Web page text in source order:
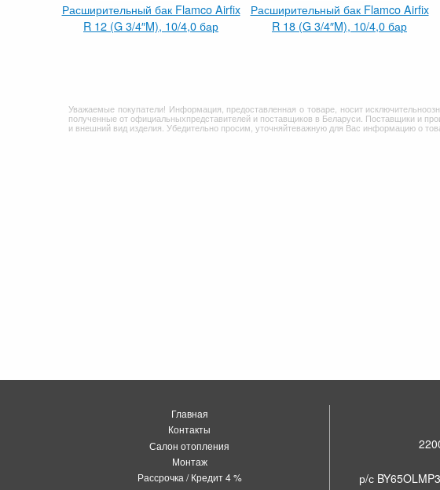
Расширительный бак Flamco Airfix
R 12 (G 3/4″M), 10/4,0 бар
Расширительный бак Flamco Airfix
R 18 (G 3/4″M), 10/4,0 бар
Уважаемые покупатели! Информация, предоставленная о товаре, носит
полученные от официальныхпредставителей и поставщиков в Беларуси. Поставщики и
и внешний вид изделия. Убедительно просим, уточняйтеважную для Вас информацию о
Главная
Контакты
Салон отопления
Монтаж
Рассрочка / Кредит 4 %
р/с